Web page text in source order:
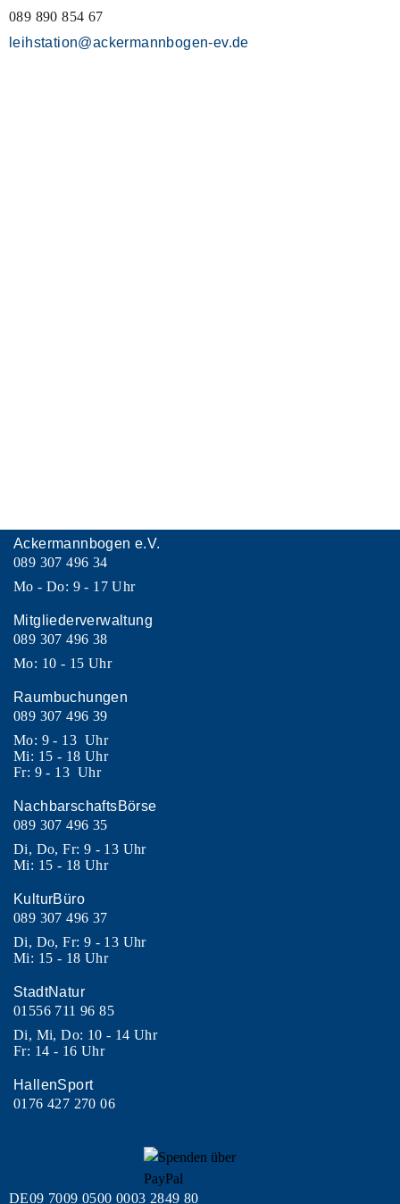
089 890 854 67
leihstation@ackermannbogen-ev.de
Ackermannbogen e.V.
089 307 496 34
Mo - Do: 9 - 17 Uhr
Mitgliederverwaltung
089 307 496 38
Mo: 10 - 15 Uhr
Raumbuchungen
089 307 496 39
Mo: 9 - 13 Uhr
Mi: 15 - 18 Uhr
Fr: 9 - 13 Uhr
NachbarschaftsBörse
089 307 496 35
Di, Do, Fr: 9 - 13 Uhr
Mi: 15 - 18 Uhr
KulturBüro
089 307 496 37
Di, Do, Fr: 9 - 13 Uhr
Mi: 15 - 18 Uhr
StadtNatur
01556 711 96 85
Di, Mi, Do: 10 - 14 Uhr
Fr: 14 - 16 Uhr
HallenSport
0176 427 270 06
DE09 7009 0500 0003 2849 80